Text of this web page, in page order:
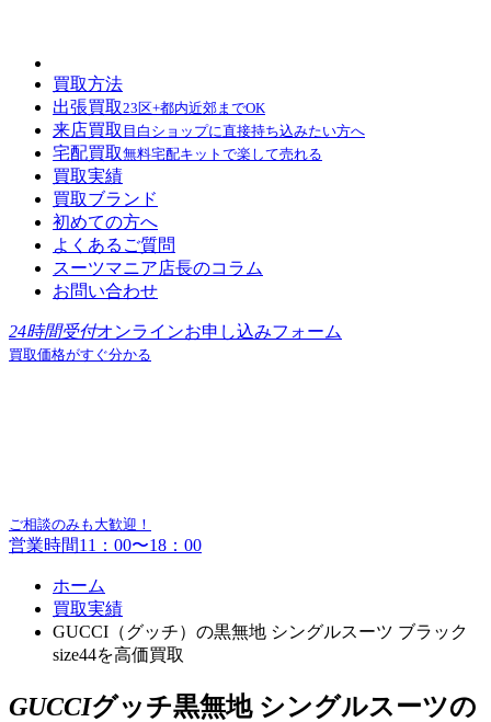
買取方法
出張買取23区+都内近郊までOK
来店買取 目白ショップに直接持ち込みたい方へ
宅配買取無料宅配キットで楽して売れる
買取実績
買取ブランド
初めての方へ
よくあるご質問
スーツマニア店長のコラム
お問い合わせ
24時間受付オンラインお申し込みフォーム
買取価格がすぐ分かる
ご相談のみも大歓迎！
営業時間11：00〜18：00
ホーム
買取実績
GUCCI（グッチ）の黒無地 シングルスーツ ブラック
size44を高価買取
GUCCIグッチ黒無地 シングルスーツの